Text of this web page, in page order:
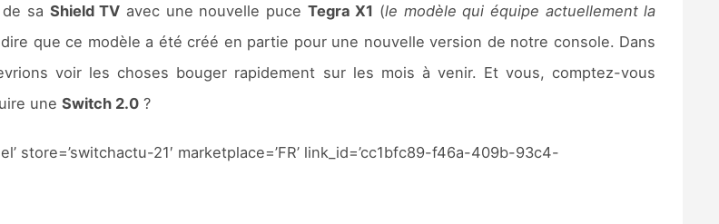
sa Shield TV avec une nouvelle puce Tegra X1 (le modèle qui équipe actuellement la
que ce modèle a été créé en partie pour une nouvelle version de notre console. Dans
voir les choses bouger rapidement sur les mois à venir. Et vous, comptez-vous
une Switch 2.0?
store=’switchactu-21′ marketplace=’FR’ link_id=’cc1bfc89-f46a-409b-93c4-